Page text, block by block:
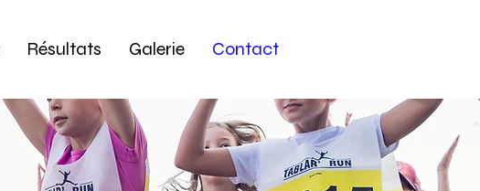
Résultats Galerie Contact